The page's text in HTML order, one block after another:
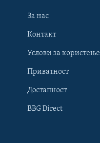
Learning English
НАКУСО...
За нас
Контакт
Услови за користење
Приватност
Достапност
BBG Direct